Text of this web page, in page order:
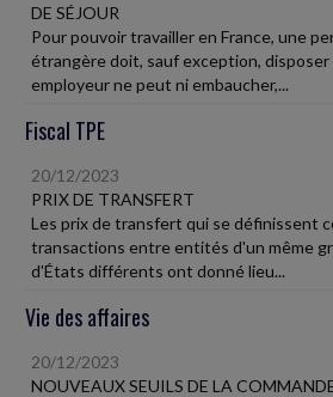
DE SÉJOUR
Pour pouvoir travailler en France, une
étrangère doit, sauf exception,
employeur ne peut ni embaucher,...
Fiscal TPE
20/12/2023
PRIX DE TRANSFERT
Les prix de transfert qui se définissent
transactions entre entités d'un même
d'États différents ont donné lieu...
Vie des affaires
20/12/2023
NOUVEAUX SEUILS DE LA